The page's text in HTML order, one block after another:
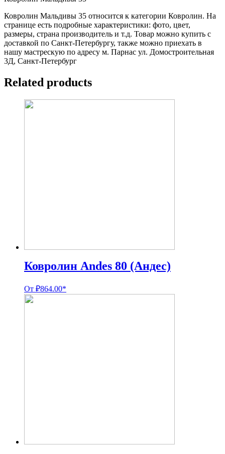
Ковролин Мальдивы 35 относится к категории Ковролин. На
странице есть подробные характеристики: фото, цвет,
размеры, страна производитель и т.д. Товар можно купить с
доставкой по Санкт-Петербургу, также можно приехать в
нашу мастрескую по адресу м. Парнас ул. Домостроительная
3Д, Санкт-Петербург
Related products
Ковролин Andes 80 (Андес)
От ₽864.00*